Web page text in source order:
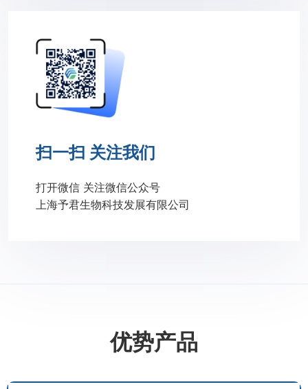
扫一扫 关注我们
打开微信 关注微信公众号
上海予君生物科技发展有限公司
优势产品